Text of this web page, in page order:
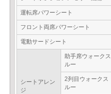
運転席パワーシート
フロント両席パワーシート
電動サードシート
シートアレン
ジ
助手席ウォークス
ルー
2列目ウォークス
ルー